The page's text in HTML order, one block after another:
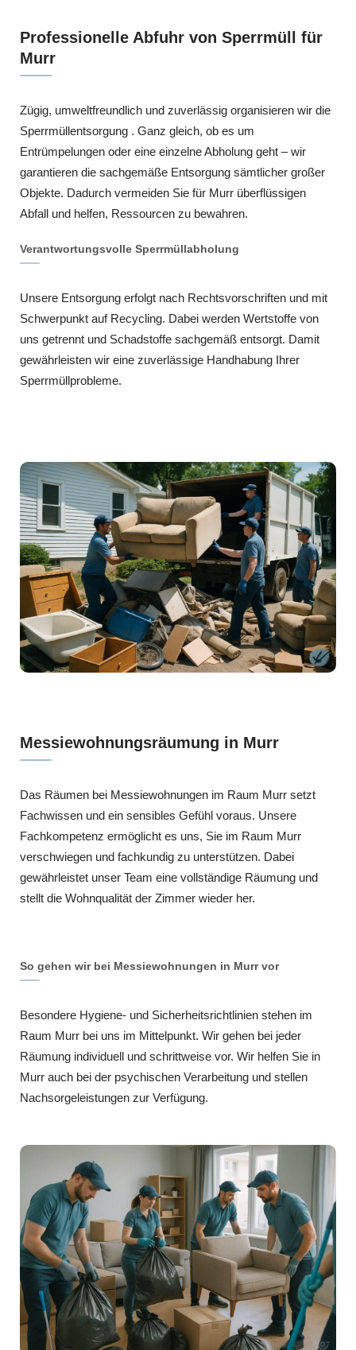
Professionelle Abfuhr von Sperrmüll für
Murr
Zügig, umweltfreundlich und zuverlässig organisieren wir die
Sperrmüllentsorgung . Ganz gleich, ob es um
Entrümpelungen oder eine einzelne Abholung geht – wir
garantieren die sachgemäße Entsorgung sämtlicher großer
Objekte. Dadurch vermeiden Sie für Murr überflüssigen
Abfall und helfen, Ressourcen zu bewahren.
Verantwortungsvolle Sperrmüllabholung
Unsere Entsorgung erfolgt nach Rechtsvorschriften und mit
Schwerpunkt auf Recycling. Dabei werden Wertstoffe von
uns getrennt und Schadstoffe sachgemäß entsorgt. Damit
gewährleisten wir eine zuverlässige Handhabung Ihrer
Sperrmüllprobleme.
Messiewohnungsräumung in Murr
Das Räumen bei Messiewohnungen im Raum Murr setzt
Fachwissen und ein sensibles Gefühl voraus. Unsere
Fachkompetenz ermöglicht es uns, Sie im Raum Murr
verschwiegen und fachkundig zu unterstützen. Dabei
gewährleistet unser Team eine vollständige Räumung und
stellt die Wohnqualität der Zimmer wieder her.
So gehen wir bei Messiewohnungen in Murr vor
Besondere Hygiene- und Sicherheitsrichtlinien stehen im
Raum Murr bei uns im Mittelpunkt. Wir gehen bei jeder
Räumung individuell und schrittweise vor. Wir helfen Sie in
Murr auch bei der psychischen Verarbeitung und stellen
Nachsorgeleistungen zur Verfügung.